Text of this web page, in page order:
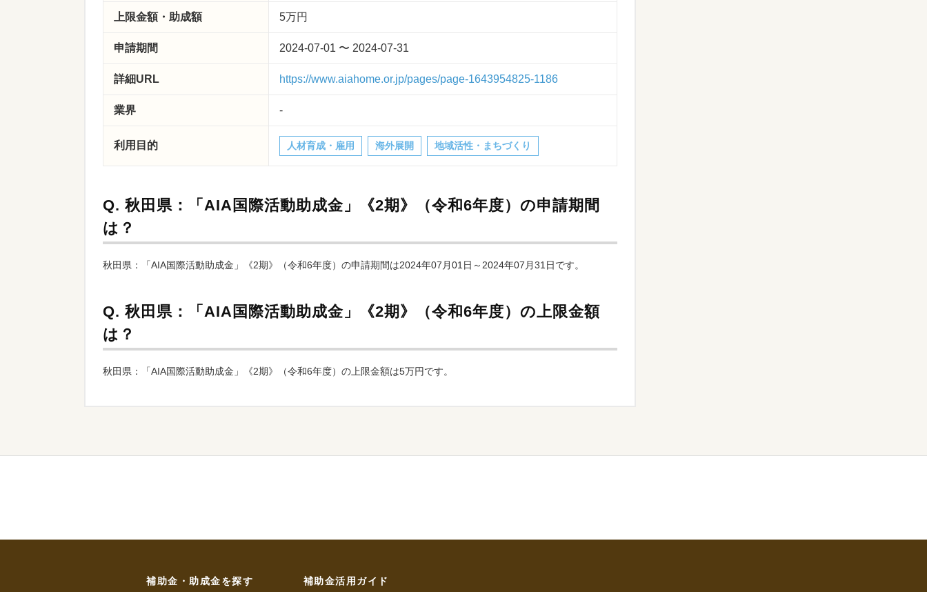
上限金額・助成額 5万円
申請期間 2024-07-01 〜 2024-07-31
詳細URL https://www.aiahome.or.jp/pages/page-1643954825-1186
業界 -
利用目的 人材育成・雇用 海外展開 地域活性・まちづくり
Q. 秋田県：「AIA国際活動助成金」《2期》（令和6年度）の申請期間
は？
秋田県：「AIA国際活動助成金」《2期》（令和6年度）の申請期間は2024年07月01日～2024年07月31日です。
Q. 秋田県：「AIA国際活動助成金」《2期》（令和6年度）の上限金額
は？
秋田県：「AIA国際活動助成金」《2期》（令和6年度）の上限金額は5万円です。
補助金・助成金を探す 補助金活用ガイド